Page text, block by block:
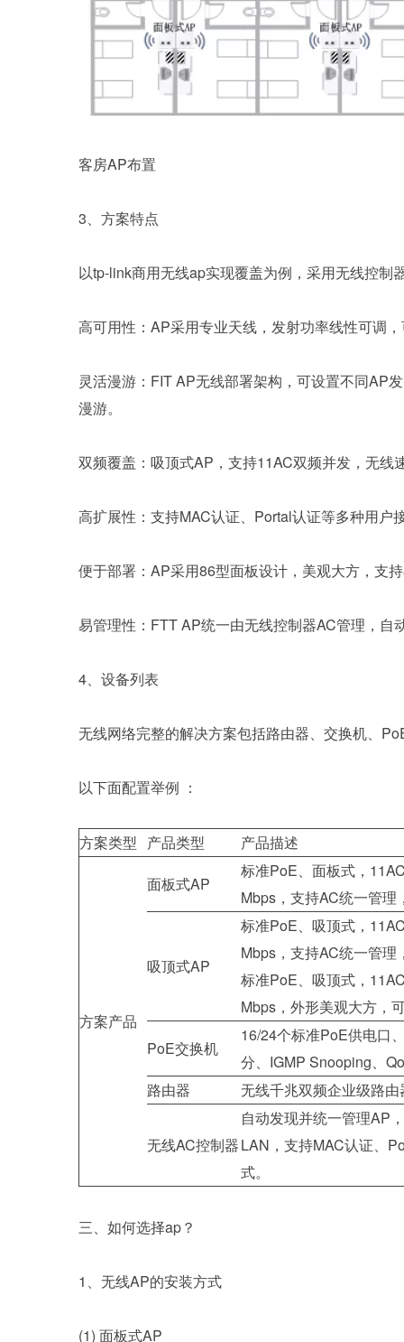
客房AP布置
3、方案特点
以tp-link商用无线ap实现覆盖为例，采用无线控制
高可用性：AP采用专业天线，发射功率线性可调
灵活漫游：FIT AP无线部署架构，可设置不同AP
漫游。
双频覆盖：吸顶式AP，支持11AC双频并发，无
高扩展性：支持MAC认证、Portal认证等多种用
便于部署：AP采用86型面板设计，美观大方，支
易管理性：FTT AP统一由无线控制器AC管理，
4、设备列表
无线网络完整的解决方案包括路由器、交换机、
以下面配置举例 ：
方案类型 产品类型 产品描述
方案产品
面板式AP
标准PoE、面板式，
Mbps，支持AC统一管理
吸顶式AP
标准PoE、吸顶式，
Mbps，支持AC统一管理
标准PoE、吸顶式，
Mbps，外形美观大方，
PoE交换机
16/24个标准PoE供电口
分、IGMP Snooping、
路由器
无线千兆双频企业级路由
无线AC控制器
自动发现并统一管理AP
LAN，支持MAC认证、
式。
三、如何选择ap？
1、无线AP的安装方式
(1) 面板式AP